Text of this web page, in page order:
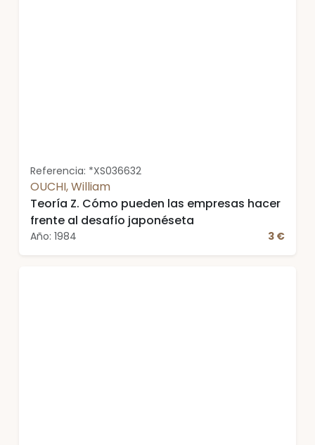
Referencia: *XS036632
OUCHI, William
Teoría Z. Cómo pueden las empresas hacer
frente al desafío japonéseta
Año: 1984 3 €